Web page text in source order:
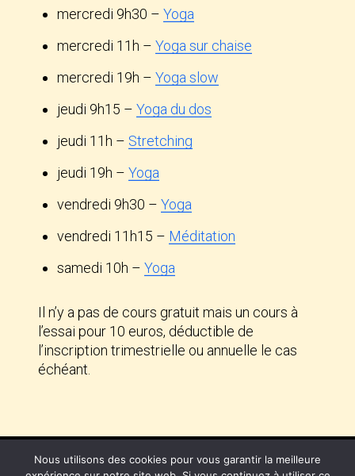
mercredi 9h30 – Yoga
mercredi 11h – Yoga sur chaise
mercredi 19h – Yoga slow
jeudi 9h15 – Yoga du dos
jeudi 11h – Stretching
jeudi 19h – Yoga
vendredi 9h30 – Yoga
vendredi 11h15 – Méditation
samedi 10h – Yoga
Il n’y a pas de cours gratuit mais un cours à
l’essai pour 10 euros, déductible de
l’inscription trimestrielle ou annuelle le cas
échéant.
Nous utilisons des cookies pour vous garantir la meilleure